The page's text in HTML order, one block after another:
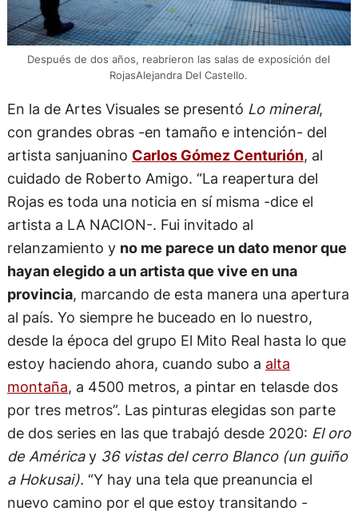
Después de dos años, reabrieron las salas de exposición del
RojasAlejandra Del Castello.
En la de Artes Visuales se presentó Lo mineral,
con grandes obras -en tamaño e intención- del
artista sanjuanino Carlos Gómez Centurión, al
cuidado de Roberto Amigo. “La reapertura del
Rojas es toda una noticia en sí misma -dice el
artista a LA NACION-. Fui invitado al
relanzamiento y no me parece un dato menor que
hayan elegido a un artista que vive en una
provincia, marcando de esta manera una apertura
al país. Yo siempre he buceado en lo nuestro,
desde la época del grupo El Mito Real hasta lo que
estoy haciendo ahora, cuando subo a alta
montaña, a 4500 metros, a pintar en telasde dos
por tres metros”. Las pinturas elegidas son parte
de dos series en las que trabajó desde 2020: El oro
de Américay 36 vistas del cerro Blanco (un guiño
a Hokusai). “Y hay una tela que preanuncia el
nuevo camino por el que estoy transitando -